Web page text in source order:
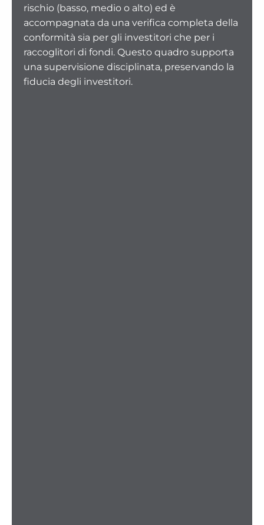
rischio (basso, medio o alto) ed è
accompagnata da una verifica completa della
conformità sia per gli investitori che per i
raccoglitori di fondi. Questo quadro supporta
una supervisione disciplinata, preservando la
fiducia degli investitori.